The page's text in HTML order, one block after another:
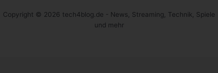
Copyright © 2026 tech4blog.de - News, Streaming, Technik, Spiele
und mehr